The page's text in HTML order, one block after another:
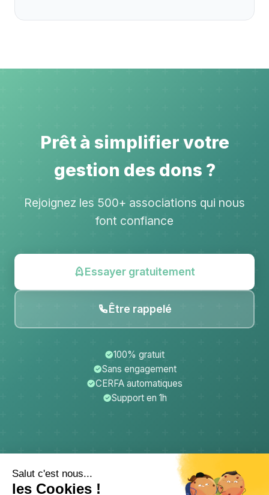
Prêt à simplifier votre
gestion des dons ?
Rejoignez les 500+ associations qui nous
font confiance
Essayer gratuitement
Être rappelé
100% gratuit
Sans engagement
CERFA automatiques
Support en 1h